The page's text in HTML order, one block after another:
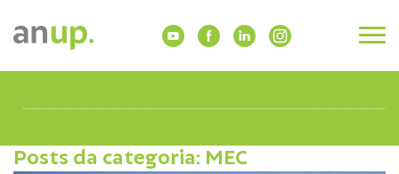
Posts da categoria: MEC